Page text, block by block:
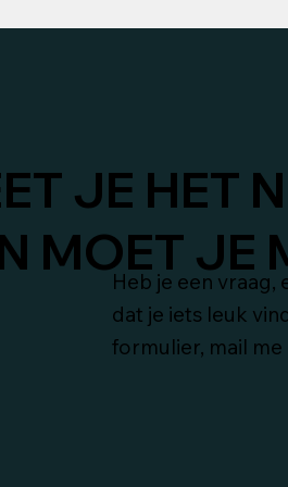
Heb je een vraag,
dat je iets leuk
formulier, mail
JE HET
MOET JE